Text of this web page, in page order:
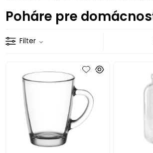
Poháre pre
Filter